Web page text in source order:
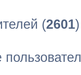
(2601